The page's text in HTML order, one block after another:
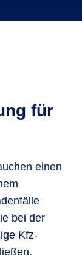
für
einen
bei der
Kfz-